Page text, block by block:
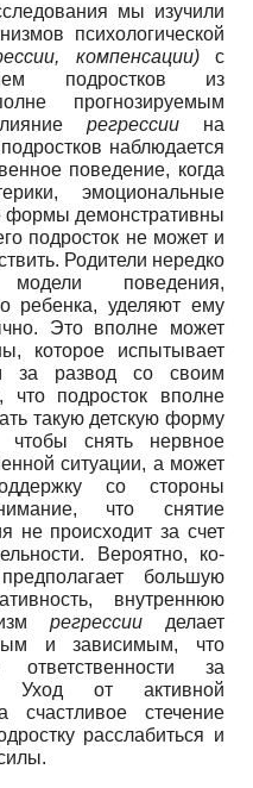
мы изучили
психологической
компенсации)с
подростков из
прогнозируемым
регрессиина
наблюдается
поведение, когда
эмоциональные
формы демонстративны
подросток не может и
Родители нередко
поведения,
ребенка, уделяют ему
Это вполне может
которое испытывает
за развод со своим
что подросток вполне
такую детскую форму
чтобы снять нервное
ситуации, а может
со стороны
что снятие
не происходит за счет
Вероятно, ко­
большую
внутреннюю
регрессии делает
и зависимым, что
за
Уход от активной
счастливое стечение
расслабиться и